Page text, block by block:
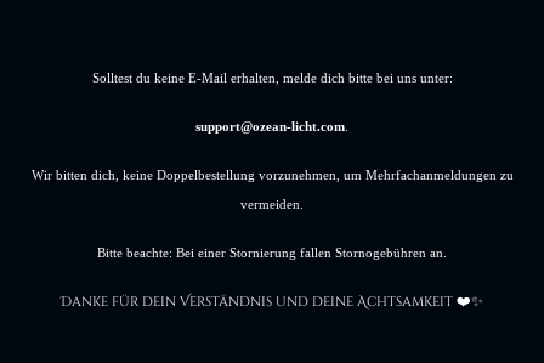
Solltest du keine E-Mail erhalten, melde dich bitte bei uns unter:
support@ozean-licht.com
Wir bitten dich, keine Doppelbestellung vorzunehmen, um Mehrfachanmeldungen zu
vermeiden.
Bitte beachte: Bei einer Stornierung fallen Stornogebühren an.
Danke für dein Verständnis und deine Achtsamkeit ❤️✨